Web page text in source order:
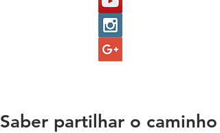
Saber partilhar o caminho